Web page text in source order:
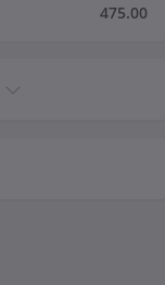
475.00